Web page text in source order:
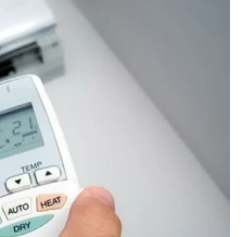
αφήνουν τις αγορές